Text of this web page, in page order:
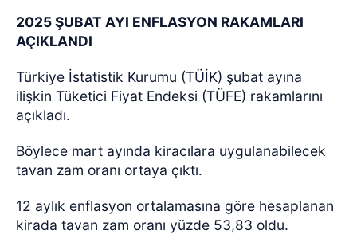
2025 ŞUBAT AYI ENFLASYON RAKAMLARI
AÇIKLANDI
Türkiye İstatistik Kurumu (TÜİK) şubat ayına
ilişkin Tüketici Fiyat Endeksi (TÜFE) rakamlarını
açıkladı.
Böylece mart ayında kiracılara uygulanabilecek
tavan zam oranı ortaya çıktı.
12 aylık enflasyon ortalamasına göre hesaplanan
kirada tavan zam oranı yüzde 53,83 oldu.